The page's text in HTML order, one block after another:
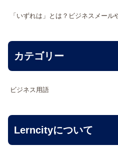
「いずれは」とは？ビジネスメー
カテゴリー
ビジネス用語
Lerncityについて